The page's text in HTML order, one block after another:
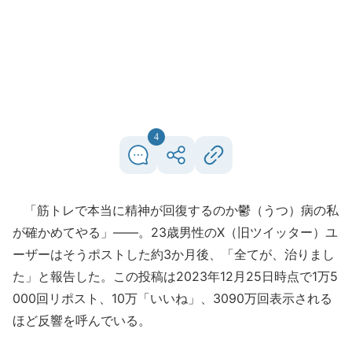
4
「筋トレで本当に精神が回復するのか鬱（うつ）病の私
が確かめてやる」――。23歳男性のX（旧ツイッター）ユ
ーザーはそうポストした約3か月後、「全てが、治りまし
た」と報告した。この投稿は2023年12月25日時点で1万5
000回リポスト、10万「いいね」、3090万回表示される
ほど反響を呼んでいる。